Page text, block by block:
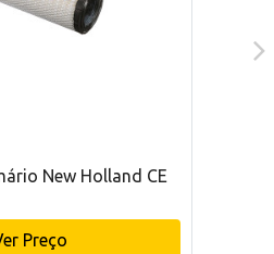
New Holland CE
Preço